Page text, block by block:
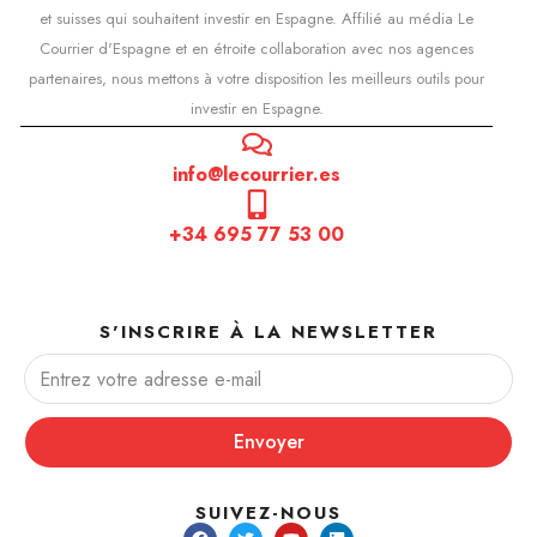
et suisses qui souhaitent investir en Espagne. Affilié au média Le
Courrier d'Espagne et en étroite collaboration avec nos agences
partenaires, nous mettons à votre disposition les meilleurs outils pour
investir en Espagne.
info@lecourrier.es
+34 695 77 53 00
S'INSCRIRE À LA NEWSLETTER
Envoyer
SUIVEZ-NOUS